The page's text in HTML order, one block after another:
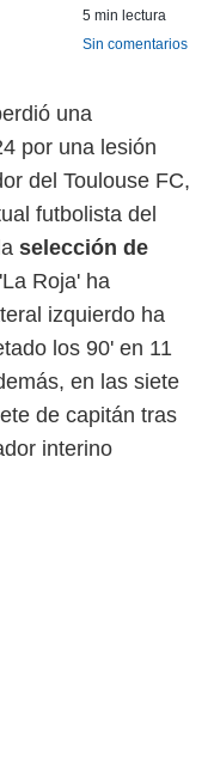
5 min lectura
Sin comentarios
una
por una lesión
del Toulouse FC,
futbolista del
selección de
Roja' ha
izquierdo ha
los 90' en 11
en las siete
de capitán tras
interino